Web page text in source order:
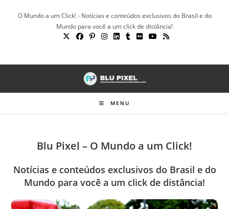
O Mundo a um Click! - Notícias e conteúdos exclusivos do Brasil e do
Mundo para você a um click de distância!
MENU
Blu Pixel – O Mundo a um Click!
Notícias e conteúdos exclusivos do Brasil e do
Mundo para você a um click de distância!